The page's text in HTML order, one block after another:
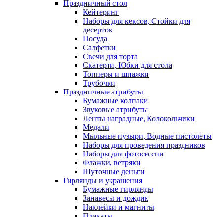
Праздничный стол
Кейтеринг
Наборы для кексов, Стойки для
десертов
Посуда
Салфетки
Свечи для торта
Скатерти, Юбки для стола
Топперы и шпажки
Трубочки
Праздничные атрибуты
Бумажные колпаки
Звуковые атрибуты
Ленты наградные, Колокольчики
Медали
Мыльные пузыри, Водные пистолеты
Наборы для проведения праздников
Наборы для фотосессии
Флажки, ветряки
Шуточные деньги
Гирлянды и украшения
Бумажные гирлянды
Занавесы и дождик
Наклейки и магниты